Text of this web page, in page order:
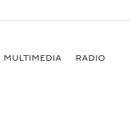
MULTIMEDIA RADIO